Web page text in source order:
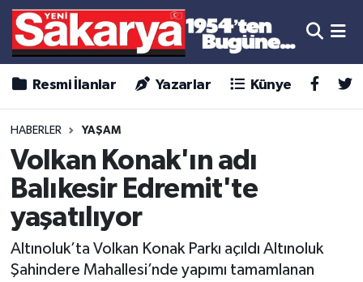
Resmi İlanlar Yazarlar Künye
HABERLER YAŞAM
Volkan Konak'ın adı
Balıkesir Edremit'te
yaşatılıyor
Altınoluk’ta Volkan Konak Parkı açıldı Altınoluk
Şahindere Mahallesi’nde yapımı tamamlanan